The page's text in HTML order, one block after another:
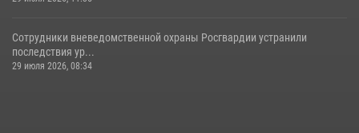
Сотрудники вневедомственной охраны Росгвардии устранили
последствия ур...
29 июля 2026, 08:34